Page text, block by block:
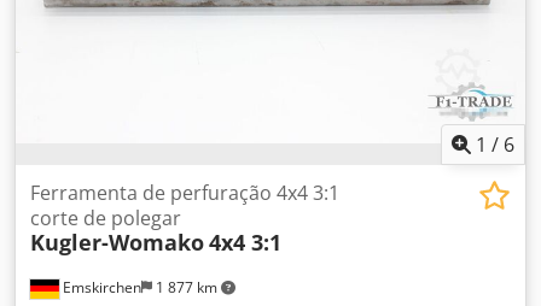
1 / 6
Emskirchen 1 877 km
Ferramenta de perfuração 4x4 3:1
corte de polegar
Kugler-Womako4x4 3:1